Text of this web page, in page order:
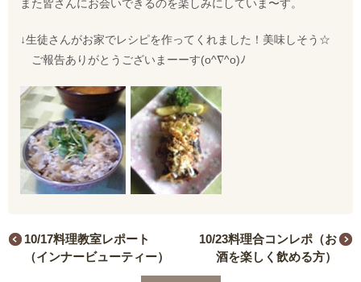
また皆さんにお会いできるのを楽しみにしていま〜す。
↓生徒さんがお家でレシピを作ってくれました！美味しそう☆
ご報告ありがとうございまーーす(o^∇^o)ﾉ
10/17料理教室レポート
（インナービューティー）
10/23料理合コンレポ（お
酒を楽しく飲める方）